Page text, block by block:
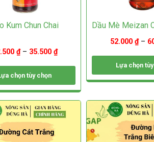
trên
phẩm
Kum Chun Chai
₫– 35.500 ₫
chọn tùy chọn
Dầu Mè Meizan
52.000 ₫–
Lựa chọn
Sản
này
nhiều
biến
thể.